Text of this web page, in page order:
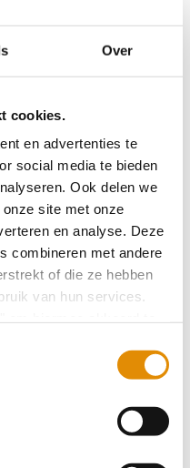
Over
cookies.
en advertenties te
social media te bieden
Ook delen we
site met onze
en analyse. Deze
combineren met andere
of die ze hebben
van hun services.
lezen over onze
button linksonder op
op elk moment
finish bij Peloton
iedereen die cliënten
wat wil
“laat zien hoe het leuk